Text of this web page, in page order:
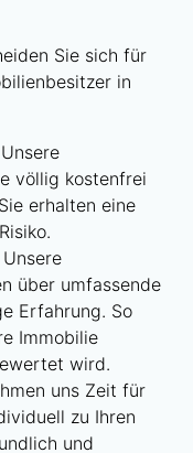
Sie sich für
in
Unsere
völlig kostenfrei
erhalten eine
Unsere
über umfassende
Erfahrung. So
Immobilie
wird.
uns Zeit für
zu Ihren
und